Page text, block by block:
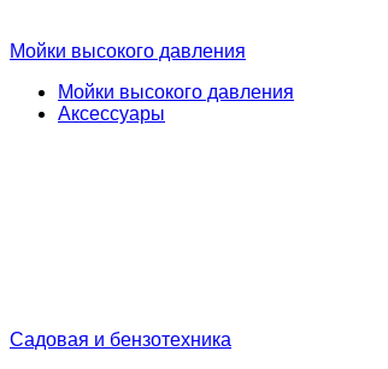
Мойки высокого давления
Мойки высокого давления
Аксессуары
Садовая и бензотехника